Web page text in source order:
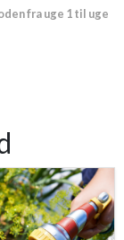
fra uge 1 til uge